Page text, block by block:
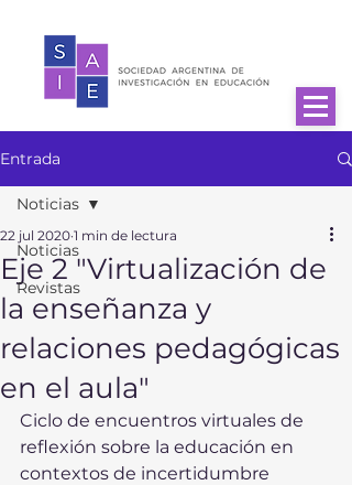
Entrada
Noticias
Revistas
Noticias
Eje 2 "Virtualización de
la enseñanza y
relaciones pedagógicas
en el aula"
22 jul 2020 1 min de lectura
Ciclo de encuentros virtuales de
reflexión sobre la educación en
contextos de incertidumbre